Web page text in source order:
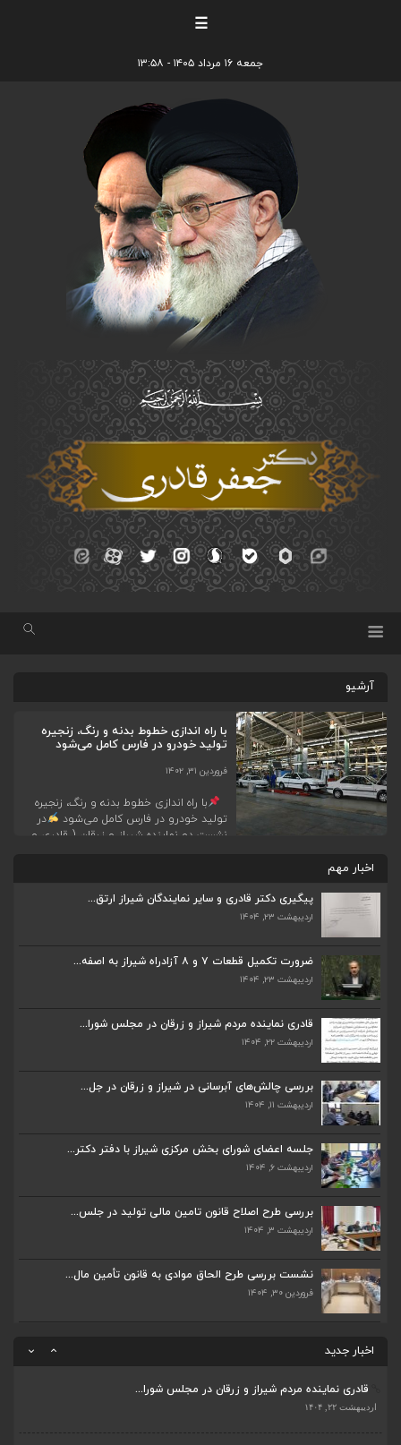
☰
جمعه ۱۶ مرداد ۱۴۰۵ - ۱۳:۵۸
آرشیو
با راه اندازی خطوط بدنه و رنگ، زنجیره
تولید خودرو در فارس کامل می‌شود
فروردین ۳۱, ۱۴۰۲
با راه اندازی خطوط بدنه و رنگ، زنجیره
تولید خودرو در فارس کامل می‌شود
در
نشست دو نماینده شیراز و زرقان ( قادری و
فولاد و خودرو این سرمایه گذار در فارس قرار
اخبار مهم
پیگیری دکتر قادری و سایر نمایندگان شیراز ارتق...
اردیبهشت ۲۳, ۱۴۰۴
ضرورت تکمیل قطعات ۷ و ۸ آزادراه شیراز به اصفه...
اردیبهشت ۲۳, ۱۴۰۴
قادری نماینده مردم شیراز و زرقان در مجلس شورا...
اردیبهشت ۲۲, ۱۴۰۴
بررسی چالش‌های آبرسانی در شیراز و زرقان در جل...
اردیبهشت ۱۱, ۱۴۰۴
جلسه اعضای شورای بخش مرکزی شیراز با دفتر دکتر...
اردیبهشت ۶, ۱۴۰۴
بررسی طرح اصلاح قانون تامین مالی تولید در جلس...
اردیبهشت ۳, ۱۴۰۴
نشست بررسی طرح الحاق موادی به قانون تأمین مال...
فروردین ۳۰, ۱۴۰۴
اخبار جدید
ضرورت تکمیل قطعات ۷ و ۸ آزادراه شیراز به اصفه...
قادری نماینده مردم شیراز و زرقان در مجلس شورا...
بررسی چالش‌های آبرسانی در شیراز و زرقان در جل...
جلسه اعضای شورای بخش مرکزی شیراز با دفتر دکتر...
اردیبهشت ۶, ۱۴۰۴
پیگیری دکتر قادری و سایر نمایندگان شیراز ارتق...
اردیبهشت ۲۳, ۱۴۰۴
قادری نماینده مردم شیراز و زرقان در مجلس شورا...
اردیبهشت ۲۲, ۱۴۰۴